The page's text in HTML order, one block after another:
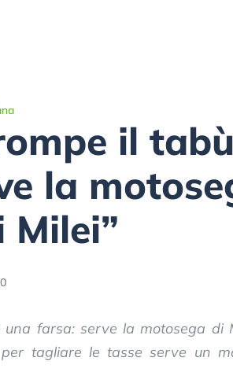
il
la
farsa: serve la motosega di
tagliare le tasse serve un